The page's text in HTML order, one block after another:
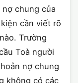
chung của
cần viết rõ
Trường
Toà người
nợ chung
không có các